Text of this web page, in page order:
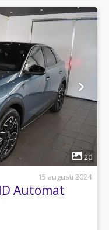
20
15 augusti 2024
Automat